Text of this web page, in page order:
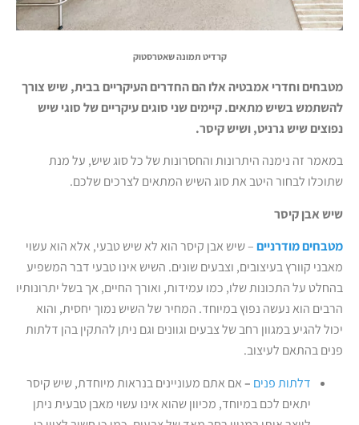
קרדיט תמונה שאטרסטוק
מטבחים וחדרי אמבטיה אלו הם החדרים העיקריים בבית, שיש צורך
להשתמש בשיש מתאים. קיימים שני סוגים עיקריים של סוגי שיש
נפוצים שיש גרניט, ושיש קיסר.
במאמר זה נימנה היתרונות והחסרונות של כל סוג שיש, על מנת
שתוכלו לבחור היטב את סוג השיש המתאים לצרכים שלכם.
שיש אבן קיסר
מטבחים מודרניים– שיש אבן קיסר הוא לא שיש טבעי, אלא הוא עשוי
מאבני קוורץ בעיצובים, וצבעים שונים. השיש אינו טבעי דבר המשפיע
בהחלט על התכונות שלו, כמו עמידות, ואורך החיים, אך בשל יתרונותיו
הרבים הוא נעשה נפוץ במיוחד. המחיר של השיש נמוך יחסית, והוא
יכול להגיע במגוון רחב של צבעים וגוונים וגם ניתן להתקין בהן דלתות
פנים בהתאם לעיצוב.
דלתות פנים–אם אתם מעוניינים בנראות מיוחדת, שיש קיסר
יתאים לכם במיוחד, מכיוון שהוא אינו עשוי מאבן טבעית ניתן